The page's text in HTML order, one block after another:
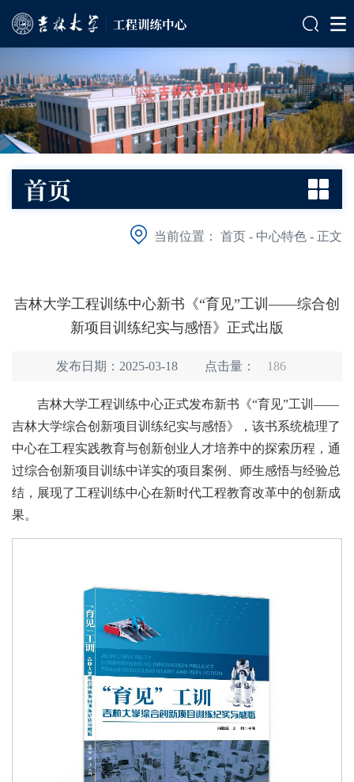
首页
当前位置： 首页 - 中心特色 - 正文
吉林大学工程训练中心新书《“育见”工训——综合创
新项目训练纪实与感悟》正式出版
发布日期：2025-03-18 点击量： 186
吉林大学工程训练中心正式发布新书《“育见”工训——
吉林大学综合创新项目训练纪实与感悟》，该书系统梳理了
中心在工程实践教育与创新创业人才培养中的探索历程，通
过综合创新项目训练中详实的项目案例、师生感悟与经验总
结，展现了工程训练中心在新时代工程教育改革中的创新成
果。